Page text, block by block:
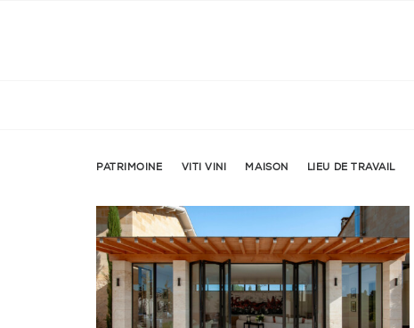
PATRIMOINE VITI VINI MAISON LIEU DE TRAVAIL